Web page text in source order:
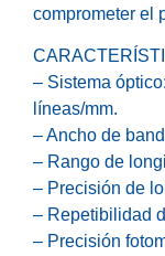
comprometer el
– Sistema
líneas/mm.
– Ancho de
– Rango de
– Precisión de
– Repetibilidad
– Precisión